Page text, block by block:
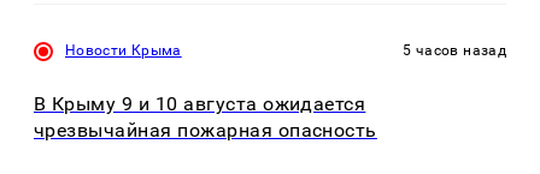
Новости Крыма 5 часов назад
В Крыму 9 и 10 августа ожидается
чрезвычайная пожарная опасность